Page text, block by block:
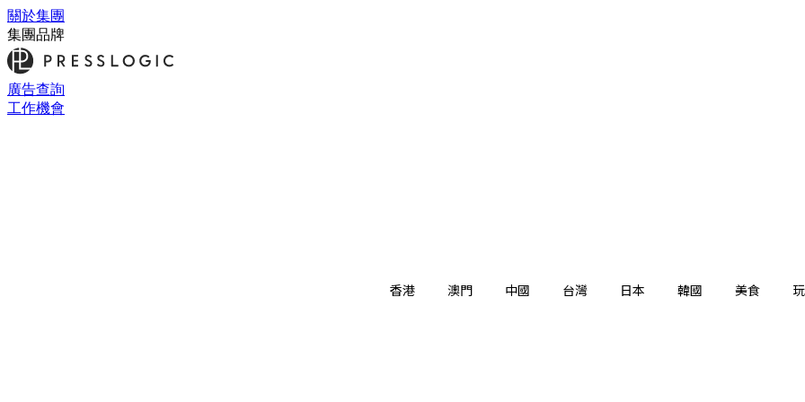
關於集團
集團品牌
廣告查詢
工作機會
香港 澳門 中國 台灣 日本 韓國 美食